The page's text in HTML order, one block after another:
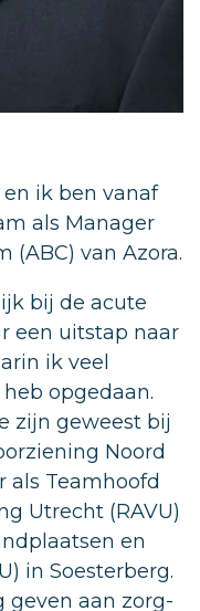
ik ben vanaf
als Manager
(ABC) van Azora.
bij de acute
een uitstap naar
ik veel
opgedaan.
zijn geweest bij
Noord
als Teamhoofd
Utrecht (RAVU)
en
in Soesterberg.
geven aan zorg-